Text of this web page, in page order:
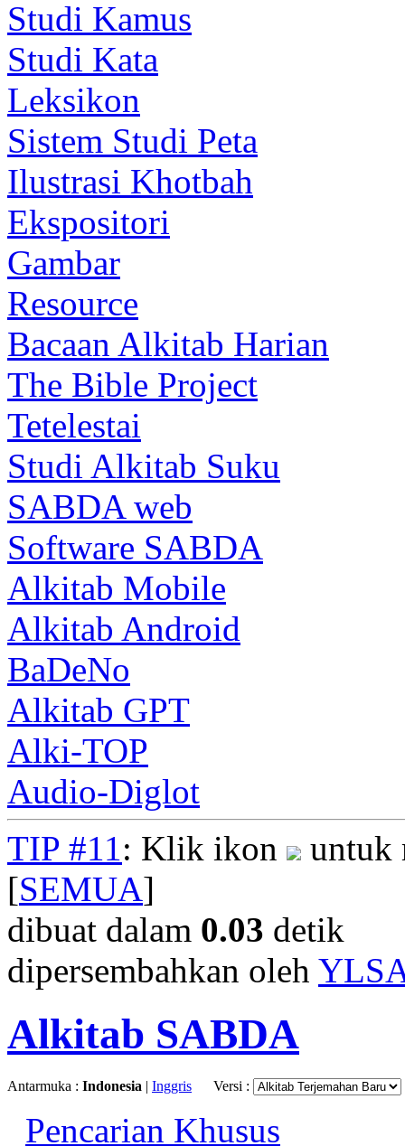
Studi Kamus
Studi Kata
Leksikon
Sistem Studi Peta
Ilustrasi Khotbah
Ekspositori
Gambar
Resource
Bacaan Alkitab Harian
The Bible Project
Tetelestai
Studi Alkitab Suku
SABDA web
Software SABDA
Alkitab Mobile
Alkitab Android
BaDeNo
Alkitab GPT
Alki-TOP
Audio-Diglot
TIP #11: Klik ikon
untuk
[SEMUA]
dibuat dalam 0.03 detik
dipersembahkan oleh
Alkitab SABDA
Antarmuka : Indonesia | Inggris Versi :
Pencarian Khusus